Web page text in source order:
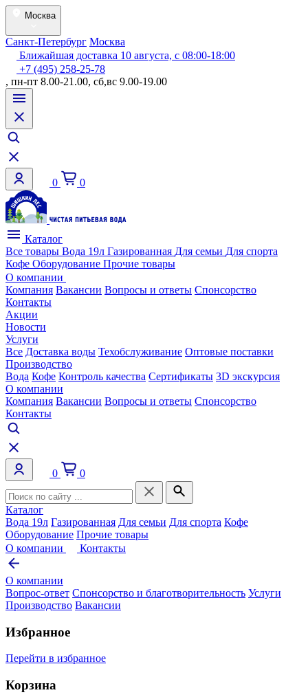
Москва
Санкт-Петербург Москва
Ближайшая доставка 10 августа, с 08:00-18:00
+7 (495) 258-25-78
, пн-пт 8.00-21.00, сб,вс 9.00-19.00
0 0
Каталог
Все товары Вода 19л Газированная Для семьи Для спорта
Кофе Оборудование Прочие товары
О компании
Компания Вакансии Вопросы и ответы Спонсорство
Контакты
Акции
Новости
Услуги
Все Доставка воды Техобслуживание Оптовые поставки
Производство
Вода Кофе Контроль качества Сертификаты 3D экскурсия
О компании
Компания Вакансии Вопросы и ответы Спонсорство
Контакты
0 0
Каталог
Вода 19л Газированная Для семьи Для спорта Кофе
Оборудование Прочие товары
О компании
Контакты
О компании
Вопрос-ответ Спонсорство и благотворительность Услуги
Производство Вакансии
Избранное
Перейти в избранное
Корзина